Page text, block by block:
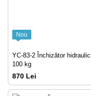
Nou
YC-83-2 Închizător
100 kg
870 Lei